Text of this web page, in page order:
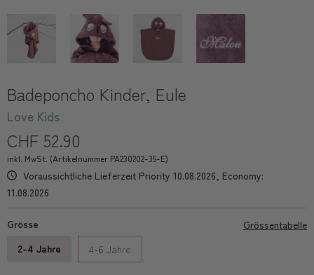
Badeponcho Kinder, Eule
Love Kids
CHF 52.90
inkl. MwSt. (Artikelnummer PA230202-35-E)
Voraussichtliche Lieferzeit Priority 10.08.2026, Economy:
11.08.2026
Grössentabelle
Grösse
2-4 Jahre
4-6 Jahre